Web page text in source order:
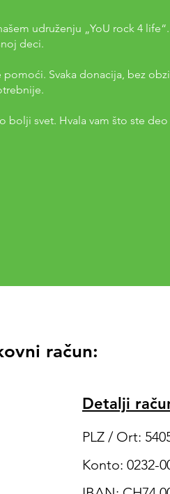
udruženju „YoU rock 4
deci.
Svaka donacija, bez
bolji svet. Hvala vam što ste
račun:
Detalji
PLZ / Ort:
Konto: 0232-